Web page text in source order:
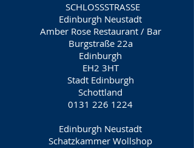
SCHLOSSSTRASSE
Edinburgh Neustadt
Amber Rose Restaurant / Bar
Burgstraße 22a
Edinburgh
EH2 3HT
Stadt Edinburgh
Schottland
0131 226 1224
Edinburgh Neustadt
Schatzkammer Wollshop